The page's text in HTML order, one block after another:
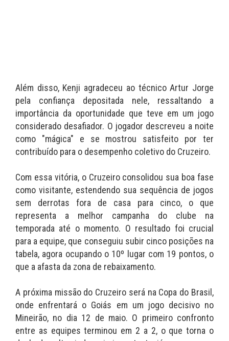
Além disso, Kenji agradeceu ao técnico Artur Jorge
pela confiança depositada nele, ressaltando a
importância da oportunidade que teve em um jogo
considerado desafiador. O jogador descreveu a noite
como "mágica" e se mostrou satisfeito por ter
contribuído para o desempenho coletivo do Cruzeiro.
Com essa vitória, o Cruzeiro consolidou sua boa fase
como visitante, estendendo sua sequência de jogos
sem derrotas fora de casa para cinco, o que
representa a melhor campanha do clube na
temporada até o momento. O resultado foi crucial
para a equipe, que conseguiu subir cinco posições na
tabela, agora ocupando o 10º lugar com 19 pontos, o
que a afasta da zona de rebaixamento.
A próxima missão do Cruzeiro será na Copa do Brasil,
onde enfrentará o Goiás em um jogo decisivo no
Mineirão, no dia 12 de maio. O primeiro confronto
entre as equipes terminou em 2 a 2, o que torna o